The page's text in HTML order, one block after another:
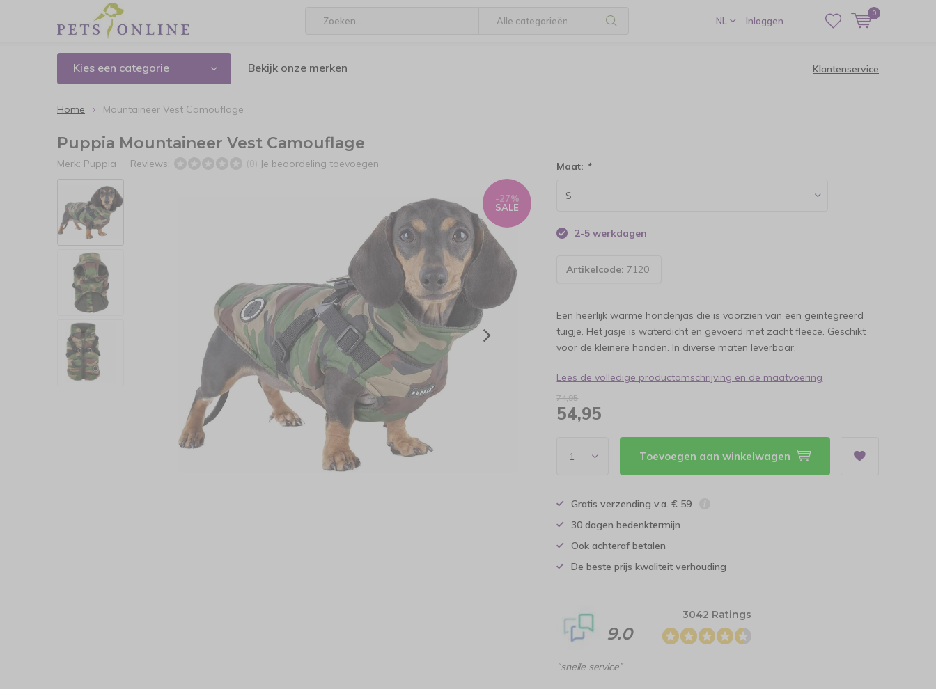
NL Inloggen
0
Kies een categorie Bekijk onze merken Klantenservice
Home Mountaineer Vest Camouflage
Puppia Mountaineer Vest Camouflage
Merk: Puppia Reviews: (0) Je beoordeling toevoegen
-27%
SALE
Maat: *
2-5 werkdagen
Artikelcode: 7120
Een heerlijk warme hondenjas die is voorzien van een geïntegreerd
tuigje. Het jasje is waterdicht en gevoerd met zacht fleece. Geschikt
voor de kleinere honden. In diverse maten leverbaar.
Lees de volledige productomschrijving en de maatvoering
74,95
54,95
Toevoegen aan winkelwagen
Gratis verzending v.a. € 59
30 dagen bedenktermijn
Ook achteraf betalen
De beste prijs kwaliteit verhouding
9.0
3042 Ratings
“snelle service”